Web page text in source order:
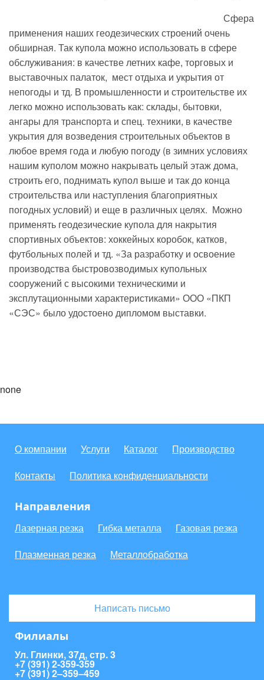
Сфера
применения наших геодезических строений очень
обширная. Так купола можно использовать в сфере
обслуживания: в качестве летних кафе, торговых и
выставочных палаток, мест отдыха и укрытия от
непогоды и тд. В промышленности и строительстве их
легко можно использовать как: склады, бытовки,
ангары для транспорта и спец. техники, в качестве
укрытия для возведения строительных объектов в
любое время года и любую погоду (в зимних условиях
нашим куполом можно накрывать целый этаж дома,
строить его, поднимать купол выше и так до конца
строительства или наступления благоприятных
погодных условий) и еще в различных целях. Можно
применять геодезические купола для накрытия
спортивных объектов: хоккейных коробок, катков,
футбольных полей и тд. «За разработку и освоение
производства быстровозводимых купольных
сооружений с высокими техническими и
эксплутационными характеристиками» ООО «ПКП
«СЭС» было удостоено дипломом выставки.
none
О компании Услуги Каталог
Производство
Контакты
Политика конфиденциальности
Направления
Лазерная резка Гибка металла
Газовая резка
Плазменная резка
Металлобработка
Написать письмо
Филиалы
Ул. Глинки, 37д, стр. 3
+7 (391) 2-359-359
+7 (391) 2‒359‒459